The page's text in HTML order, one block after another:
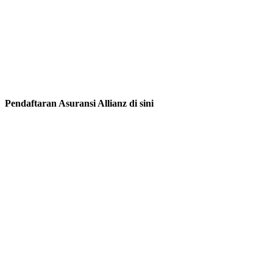
Pendaftaran Asuransi Allianz di sini